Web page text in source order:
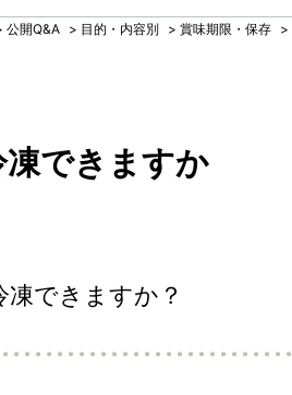
公開Q&A > 目的・内容別 > 賞味期限・保存 >
できますか
できますか？